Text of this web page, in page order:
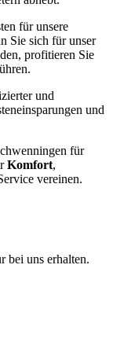
für unsere
Sie sich für unser
profitieren Sie
und
und
für
Komfort,
vereinen.
bei uns erhalten.